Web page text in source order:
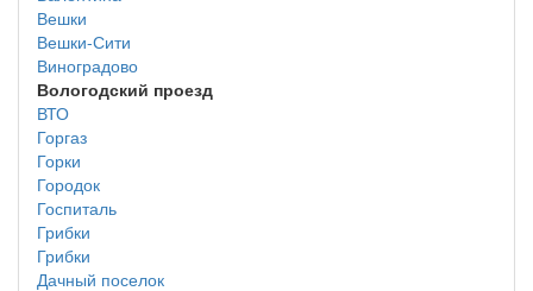
Вешки
Вешки-Сити
Виноградово
Вологодский проезд
ВТО
Горгаз
Горки
Городок
Госпиталь
Грибки
Грибки
Дачный поселок